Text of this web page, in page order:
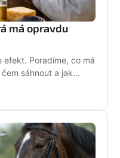
má opravdu
efekt. Poradíme, co má
sáhnout a jak